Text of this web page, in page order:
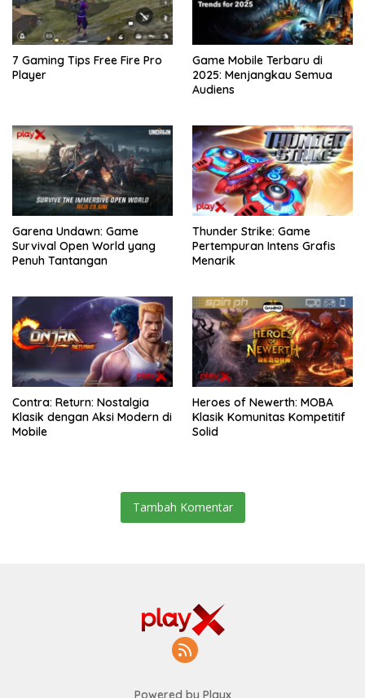
7 Gaming Tips Free Fire Pro
Player
Game Mobile Terbaru di
2025: Menjangkau Semua
Audiens
Garena Undawn: Game
Survival Open World yang
Penuh Tantangan
Thunder Strike: Game
Pertempuran Intens Grafis
Menarik
Contra: Return: Nostalgia
Klasik dengan Aksi Modern di
Mobile
Heroes of Newerth: MOBA
Klasik Komunitas Kompetitif
Solid
Tambah Komentar
Powered by Playx